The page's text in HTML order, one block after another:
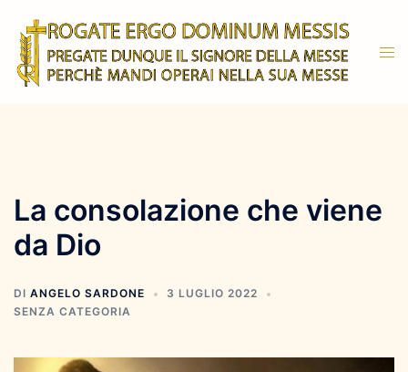
contenuto
La consolazione che viene
da Dio
DI ANGELO SARDONE
3 LUGLIO 2022
SENZA CATEGORIA